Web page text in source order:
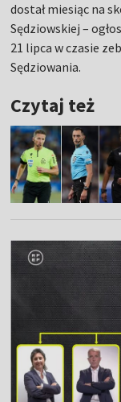
dostał miesiąc na
Sędziowskiej –
21 lipca w czasie
Sędziowania.
Czytaj też